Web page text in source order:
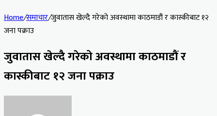
Home/समाचार/जुवातास खेल्दै गरेको अवस्थामा काठमाडौं र कास्कीबाट १२
जना पक्राउ
जुवातास खेल्दै गरेको अवस्थामा काठमाडौं र
कास्कीबाट १२ जना पक्राउ